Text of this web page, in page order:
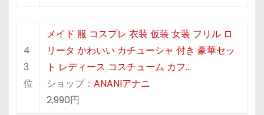
4
3
位
メイド 服 コスプレ 衣装 仮装 女装 フリル ロ
リータ かわいい カチューシャ 付き 豪華セッ
ト レディース コスチューム カフ…
ショップ： ANANIアナニ
2,990円